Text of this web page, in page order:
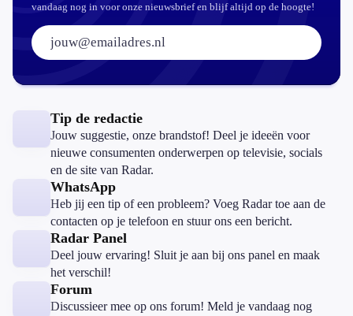
vandaag nog in voor onze nieuwsbrief en blijf altijd op de hoogte!
E-mailadres:
Tip de redactie
Jouw suggestie, onze brandstof! Deel je ideeën voor
nieuwe consumenten onderwerpen op televisie, socials
en de site van Radar.
WhatsApp
Heb jij een tip of een probleem? Voeg Radar toe aan de
contacten op je telefoon en stuur ons een bericht.
Radar Panel
Deel jouw ervaring! Sluit je aan bij ons panel en maak
het verschil!
Forum
Discussieer mee op ons forum! Meld je vandaag nog